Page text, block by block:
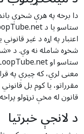
دا برخه په هرې شخړې
اعتبار په اړه د غیر
شخړه شامله نه وي. د
معنی لري، که چیرې په
مقرراتو، یا کوم بل
قانون له مخې ترټولو
د لانجې خبرتیا